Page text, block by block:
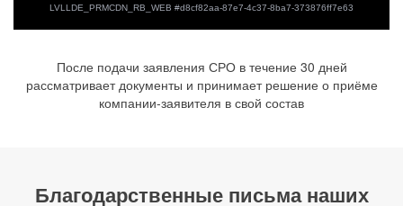
После подачи заявления СРО в течение 30 дней
рассматривает документы и принимает решение о приёме
компании-заявителя в свой состав
Благодарственные письма наших